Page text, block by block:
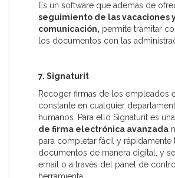
Es un software que además de
seguimiento de las vacaciones
comunicación, permite tramitar
los documentos con las
7. Signaturit
Recoger firmas de los empleados
constante en cualquier
humanos. Para ello Signaturit es una
de firma electrónica avanzada
para completar fácil y rápidamente
documentos de manera digital, y
email o a través del panel de